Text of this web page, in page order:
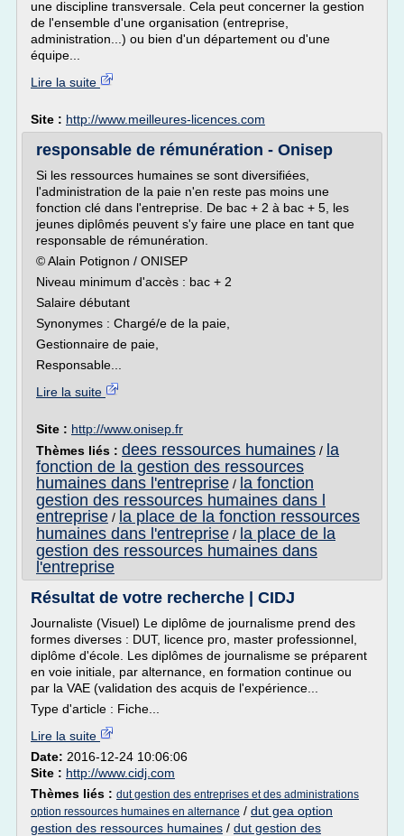
une discipline transversale. Cela peut concerner la gestion
de l'ensemble d'une organisation (entreprise,
administration...) ou bien d'un département ou d'une
équipe...
Lire la suite
Site : http://www.meilleures-licences.com
responsable de rémunération - Onisep
Si les ressources humaines se sont diversifiées,
l'administration de la paie n'en reste pas moins une
fonction clé dans l'entreprise. De bac + 2 à bac + 5, les
jeunes diplômés peuvent s'y faire une place en tant que
responsable de rémunération.
© Alain Potignon / ONISEP
Niveau minimum d'accès : bac + 2
Salaire débutant
Synonymes : Chargé/e de la paie,
Gestionnaire de paie,
Responsable...
Lire la suite
Site : http://www.onisep.fr
Thèmes liés : dees ressources humaines / la
fonction de la gestion des ressources
humaines dans l'entreprise / la fonction
gestion des ressources humaines dans l
entreprise / la place de la fonction ressources
humaines dans l'entreprise / la place de la
gestion des ressources humaines dans
l'entreprise
Résultat de votre recherche | CIDJ
Journaliste (Visuel) Le diplôme de journalisme prend des
formes diverses : DUT, licence pro, master professionnel,
diplôme d'école. Les diplômes de journalisme se préparent
en voie initiale, par alternance, en formation continue ou
par la VAE (validation des acquis de l'expérience...
Type d'article : Fiche...
Lire la suite
Date: 2016-12-24 10:06:06
Site : http://www.cidj.com
Thèmes liés : dut gestion des entreprises et des administrations
option ressources humaines en alternance / dut gea option
gestion des ressources humaines / dut gestion des